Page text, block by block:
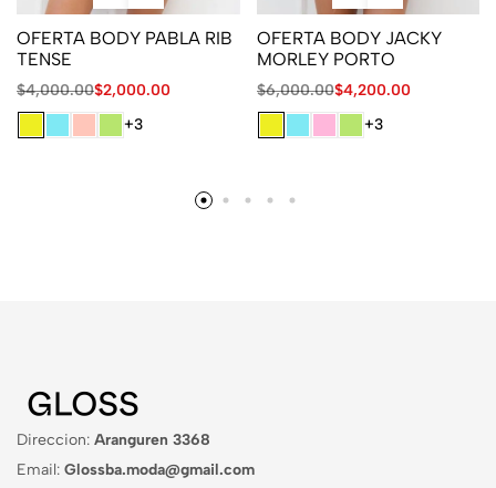
OFERTA BODY PABLA RIB
TENSE
$4,000.00$2,000.00
+3
OFERTA BODY JACKY
MORLEY PORTO
$6,000.00$4,200.00
+3
Direccion: Aranguren 3368
Email: Glossba.moda@gmail.com